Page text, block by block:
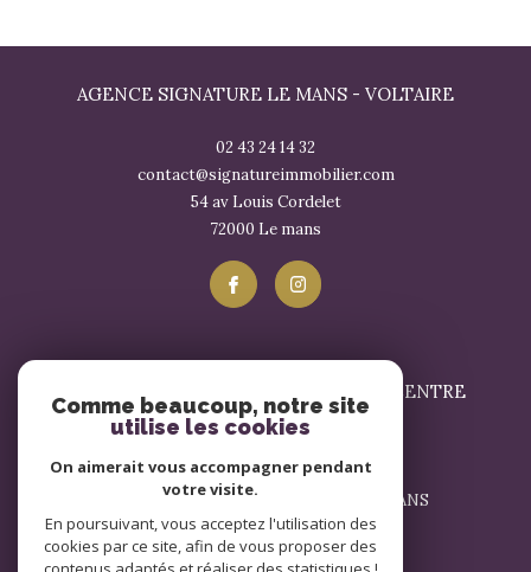
AGENCE SIGNATURE LE MANS - VOLTAIRE
02 43 24 14 32
contact@signatureimmobilier.com
54 av Louis Cordelet
72000
le mans
SIGNATURE IMMOBILIER LE MANS - CENTRE
contact@signatureimmobilier.com
1 Avenue du Général Leclerc 72000 LE MANS
72000
le mans
Comme beaucoup, notre site
utilise les cookies
On aimerait vous accompagner pendant
votre visite.
En poursuivant, vous acceptez l'utilisation des
cookies par ce site, afin de vous proposer des